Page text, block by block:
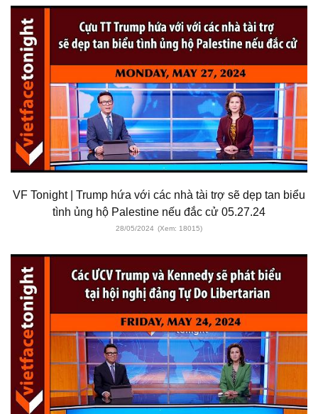
VF Tonight | Trump hứa với các nhà tài trợ sẽ dẹp tan biểu
tình ủng hộ Palestine nếu đắc cử 05.27.24
28/05/2024 (Xem: 18015)